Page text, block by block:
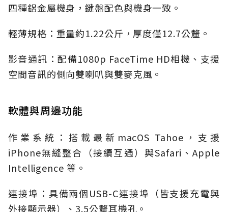
四種鋁金屬機身，鍵盤配色與機身一致。
輕薄規格：重量約1.22公斤，厚度僅12.7公釐。
影音通訊：配備1080p FaceTime HD相機、支援
空間音訊的側向雙喇叭與雙麥克風。
軟體與周邊功能
作業系統：搭載最新macOS Tahoe，支援
iPhone無縫整合（接續互通）與Safari、Apple
Intelligence 等。
連接埠：具備兩個USB-C連接埠（皆支援充電與
外接顯示器）、3.5公釐耳機孔。